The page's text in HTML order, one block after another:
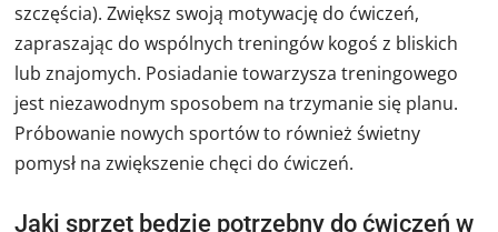
szczęścia). Zwiększ swoją motywację do ćwiczeń,
zapraszając do wspólnych treningów kogoś z bliskich
lub znajomych. Posiadanie towarzysza treningowego
jest niezawodnym sposobem na trzymanie się planu.
Próbowanie nowych sportów to również świetny
pomysł na zwiększenie chęci do ćwiczeń.
Jaki sprzęt będzie potrzebny do ćwiczeń w